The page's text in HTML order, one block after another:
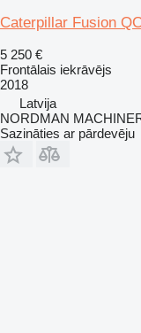
Caterpillar Fusion
5 250 €
Frontālais iekrāvējs
2018
Latvija
NORDMAN
Sazināties ar pārdevēju